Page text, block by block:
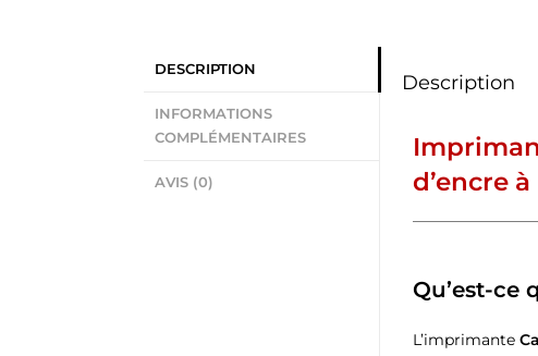
DESCRIPTION
INFORMATIONS
COMPLÉMENTAIRES
AVIS (0)
Description
d’encre
Qu’est-ce
L’imprimante